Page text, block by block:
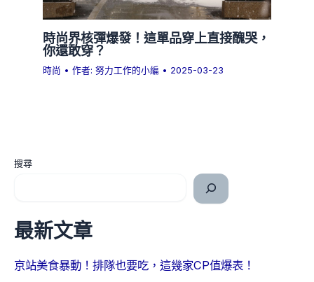
時尚界核彈爆發！這單品穿上直接醜哭，
你還敢穿？
時尚 • 作者:努力工作的小編 • 2025-03-23
搜尋
最新文章
京站美食暴動！排隊也要吃，這幾家CP值爆表！